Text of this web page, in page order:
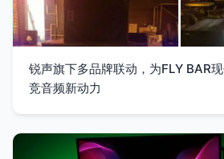
锐声旗下多品牌联动，为FLY BAR
竞音频新动力